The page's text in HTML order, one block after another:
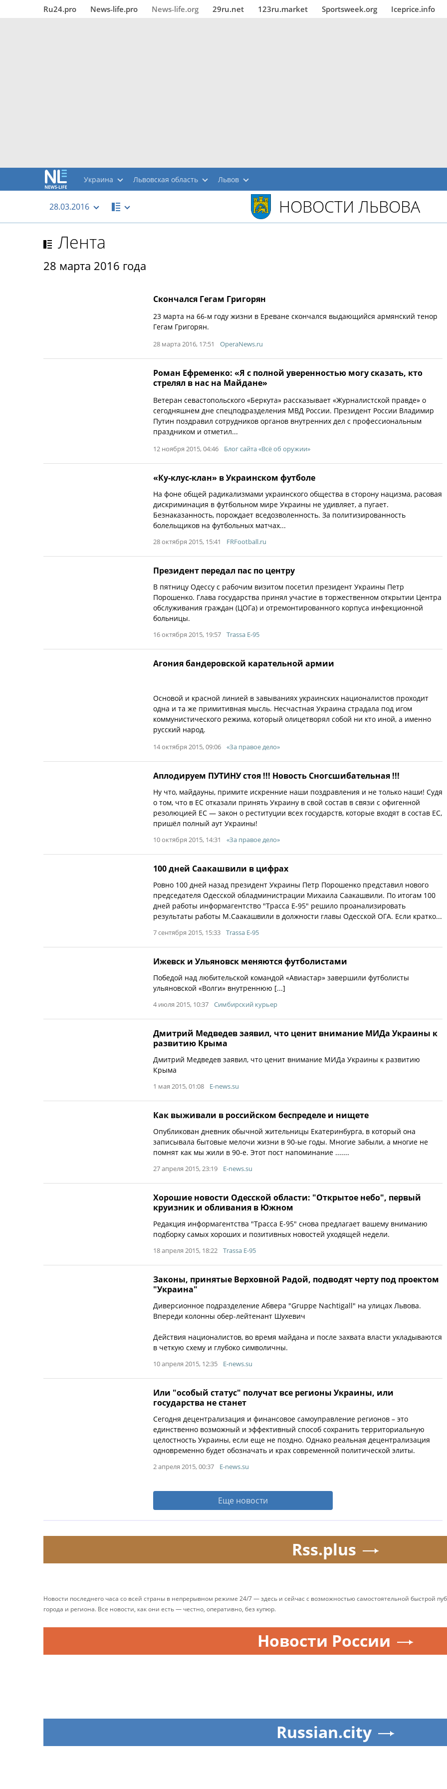
Ru24.pro News‑life.pro News‑life.org 29ru.net 123ru.market Sportsweek.org Iceprice.info
Украина Львовская область Львов
28.03.2016 НОВОСТИ ЛЬВОВА
Лента
28 марта 2016 года
Скончался Гегам Григорян
23 марта на 66-м году жизни в Ереване скончался выдающийся армянский тенор
Гегам Григорян.
28 марта 2016, 17:51 OperaNews.ru
Роман Ефременко: «Я с полной уверенностью могу сказать, кто
стрелял в нас на Майдане»
Ветеран севастопольского «Беркута» рассказывает «Журналистской правде» о
сегодняшнем дне спецподразделения МВД России. Президент России Владимир
Путин поздравил сотрудников органов внутренних дел с профессиональным
праздником и отметил...
12 ноября 2015, 04:46 Блог сайта «Всё об оружии»
«Ку-клус-клан» в Украинском футболе
На фоне общей радикализмами украинского общества в сторону нацизма, расовая
дискриминация в футбольном мире Украины не удивляет, а пугает.
Безнаказанность, порождает вседозволенность. За политизированность
болельщиков на футбольных матчах...
28 октября 2015, 15:41 FRFootball.ru
Президент передал пас по центру
В пятницу Одессу с рабочим визитом посетил президент Украины Петр
Порошенко. Глава государства принял участие в торжественном открытии Центра
обслуживания граждан (ЦОГа) и отремонтированного корпуса инфекционной
больницы.
16 октября 2015, 19:57 Trassa E-95
Агония бандеровской карательной армии
Основой и красной линией в завываниях украинских националистов проходит
одна и та же примитивная мысль. Несчастная Украина страдала под игом
коммунистического режима, который олицетворял собой ни кто иной, а именно
русский народ.
14 октября 2015, 09:06 «За правое дело»
Аплодируем ПУТИНУ стоя !!! Новость Сногсшибательная !!!
Ну что, майдауны, примите искренние наши поздравления и не только наши! Судя
о том, что в ЕС отказали принять Украину в свой состав в связи с офигенной
резолюцией ЕС — закон о реституции всех государств, которые входят в состав ЕС,
пришёл полный аут Украины!
10 октября 2015, 14:31 «За правое дело»
100 дней Саакашвили в цифрах
Ровно 100 дней назад президент Украины Петр Порошенко представил нового
председателя Одесской обладминистрации Михаила Саакашвили. По итогам 100
дней работы информагентство "Трасса Е-95" решило проанализировать
результаты работы М.Саакашвили в должности главы Одесской ОГА. Если кратко...
7 сентября 2015, 15:33 Trassa E-95
Ижевск и Ульяновск меняются футболистами
Победой над любительской командой «Авиастар» завершили футболисты
ульяновской «Волги» внутреннюю [...]
4 июля 2015, 10:37 Симбирский курьер
Дмитрий Медведев заявил, что ценит внимание МИДа Украины к
развитию Крыма
Дмитрий Медведев заявил, что ценит внимание МИДа Украины к развитию
Крыма
1 мая 2015, 01:08 E-news.su
Как выживали в российском беспределе и нищете
Опубликован дневник обычной жительницы Екатеринбурга, в который она
записывала бытовые мелочи жизни в 90-ые годы. Многие забыли, а многие не
помнят как мы жили в 90-е. Этот пост напоминание .......
27 апреля 2015, 23:19 E-news.su
Хорошие новости Одесской области: "Открытое небо", первый
круизник и обливания в Южном
Редакция информагентства "Трасса Е-95" снова предлагает вашему вниманию
подборку самых хороших и позитивных новостей уходящей недели.
18 апреля 2015, 18:22 Trassa E-95
Законы, принятые Верховной Радой, подводят черту под проектом
"Украина"
Диверсионное подразделение Абвера "Gruppe Nachtigall" на улицах Львова.
Впереди колонны обер-лейтенант Шухевич
Действия националистов, во время майдана и после захвата власти укладываются
в четкую схему и глубоко символичны.
10 апреля 2015, 12:35 E-news.su
Или "особый статус" получат все регионы Украины, или
государства не станет
Сегодня децентрализация и финансовое самоуправление регионов – это
единственно возможный и эффективный способ сохранить территориальную
целостность Украины, если еще не поздно. Однако реальная децентрализация
одновременно будет обозначать и крах современной политической элиты.
2 апреля 2015, 00:37 E-news.su
Еще новости
Rss.plus
Новости последнего часа со всей страны в непрерывном режиме 24/7 — здесь и сейчас с возможностью самостоятельной быстрой
города и региона. Все новости, как они есть — честно, оперативно, без купюр.
Новости России
Russian.city